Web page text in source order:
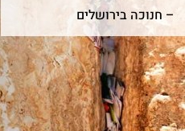
– חנוכה בירושלים